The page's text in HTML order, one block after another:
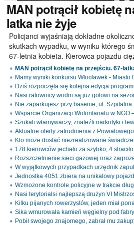
MAN potrącił kobietę
latka nie żyje
Policjanci wyjaśniają dokładne
skutkach wypadku, w wyniku którego
67-letnia kobieta. Kierowca pojazdu
MAN potrącił kobietę na przejściu. 67-
Mamy wyniki konkursu Włocławek - Miasto
Dziś rozpoczęła się kolejna edycja
Nasi ratownicy wodni są już gotowi na
Nie zaparkujesz przy basenie, ul. Szpitalna
Wsparcie Organizacji Wolontariatu w NGO
Szukali włamywaczy, znaleźli narkotyki i
Aktualne oferty zatrudnienia z
Kto może dostać niezrealizowane
178 kierowców jechało za szybko, 4
Rozszczelnienie sieci gazowej oraz
W wyjątkowych przypadkach urzędnik
Jednostka 4051 zbiera na unikatowy
Wzmożone kontrole policyjne w trakcie
Nasi terytorialsi najlepszą drużyn VI
Kilku pijanych rowerzystów, jeden miał
Sika wmurowała kamień węgielny pod
Pobił swojego znajomego, zabrał mu